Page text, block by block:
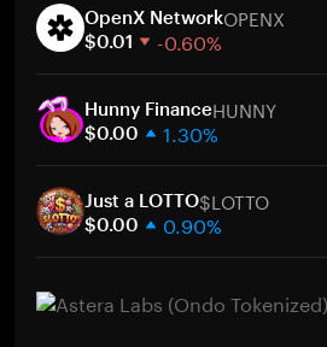
30 días
Capitalización de mercado
OpenX NetworkOPENX
$0.01 -0.60%
30 días
Capitalización de mercado
Hunny FinanceHUNNY
$0.00 1.30%
30 días
Capitalización de mercado
Just a LOTTO$LOTTO
$0.00 0.90%
30 días
Capitalización de mercado